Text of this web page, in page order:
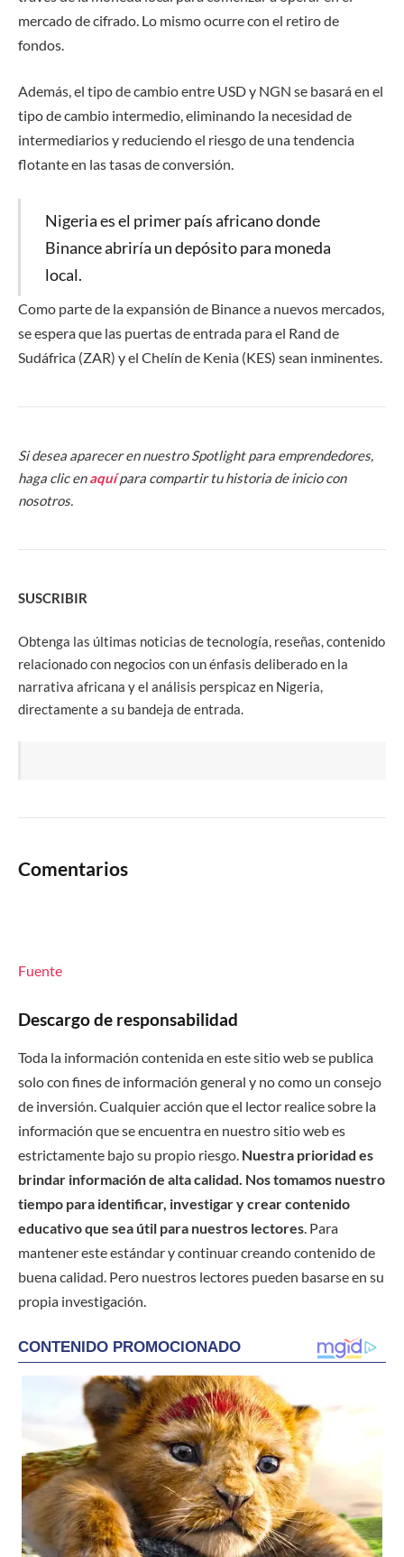
mercado de cifrado. Lo mismo ocurre con el retiro de
fondos.
Además, el tipo de cambio entre USD y NGN se basará en el
tipo de cambio intermedio, eliminando la necesidad de
intermediarios y reduciendo el riesgo de una tendencia
flotante en las tasas de conversión.
Nigeria es el primer país africano donde
Binance abriría un depósito para moneda
local.
Como parte de la expansión de Binance a nuevos mercados,
se espera que las puertas de entrada para el Rand de
Sudáfrica (ZAR) y el Chelín de Kenia (KES) sean inminentes.
Si desea aparecer en nuestro Spotlight para emprendedores,
haga clic enaquípara compartir tu historia de inicio con
nosotros.
SUSCRIBIR
Obtenga las últimas noticias de tecnología, reseñas, contenido
relacionado con negocios con un énfasis deliberado en la
narrativa africana y el análisis perspicaz en Nigeria,
directamente a su bandeja de entrada.
Comentarios
Fuente
Descargo de responsabilidad
Toda la información contenida en este sitio web se publica
solo con fines de información general y no como un consejo
de inversión. Cualquier acción que el lector realice sobre la
información que se encuentra en nuestro sitio web es
estrictamente bajo su propio riesgo. Nuestra prioridad es
brindar información de alta calidad. Nos tomamos nuestro
tiempo para identificar, investigar y crear contenido
educativo que sea útil para nuestros lectores. Para
mantener este estándar y continuar creando contenido de
buena calidad. Pero nuestros lectores pueden basarse en su
propia investigación.